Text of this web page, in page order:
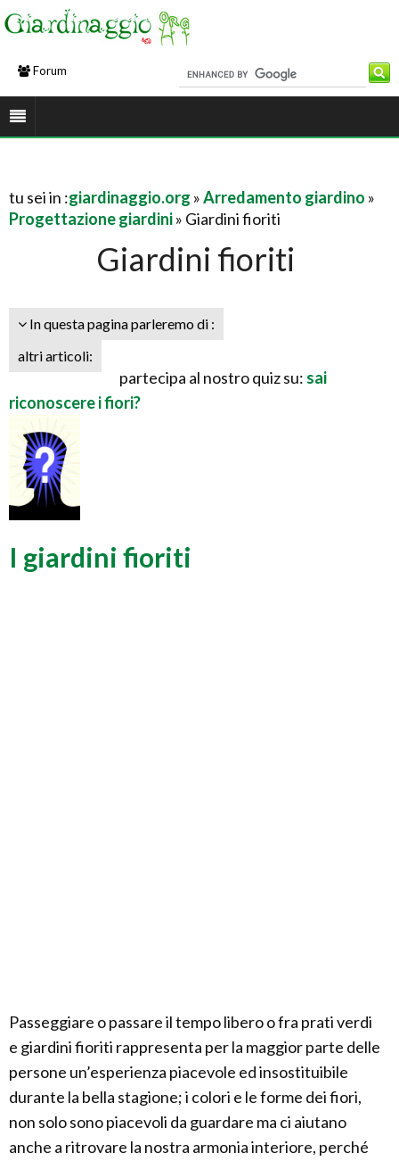
Forum
tu sei in :giardinaggio.org »Arredamento giardino »
Progettazione giardini» Giardini fioriti
Giardini fioriti
In questa pagina parleremo di :
altri articoli:
partecipa al nostro quiz su: sai
riconoscere i fiori?
I giardini fioriti
Passeggiare o passare il tempo libero o fra prati verdi
e giardini fioriti rappresenta per la maggior parte delle
persone un’esperienza piacevole ed insostituibile
durante la bella stagione; i colori e le forme dei fiori,
non solo sono piacevoli da guardare ma ci aiutano
anche a ritrovare la nostra armonia interiore, perché